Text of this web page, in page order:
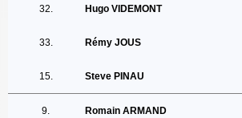
32. Hugo VIDEMONT
33. Rémy JOUS
15. Steve PINAU
9. Romain ARMAND